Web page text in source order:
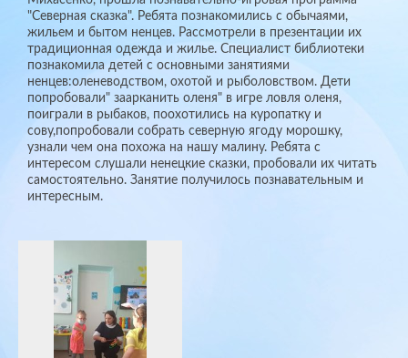
"Северная сказка". Ребята познакомились с обычаями,
жильем и бытом ненцев. Рассмотрели в презентации их
традиционная одежда и жилье. Специалист библиотеки
познакомила детей с основными занятиями
ненцев:оленеводством, охотой и рыболовством. Дети
попробовали" заарканить оленя" в игре ловля оленя,
поиграли в рыбаков, поохотились на куропатку и
сову,попробовали собрать северную ягоду морошку,
узнали чем она похожа на нашу малину. Ребята с
интересом слушали ненецкие сказки, пробовали их читать
самостоятельно. Занятие получилось познавательным и
интересным.